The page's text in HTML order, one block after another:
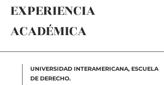
EXPERIENCIA
ACADÉMICA
UNIVERSIDAD INTERAMERICANA, ESCUELA
DE DERECHO.